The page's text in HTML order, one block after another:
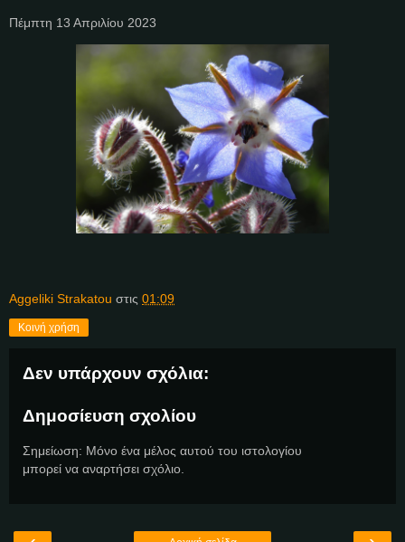
Πέμπτη 13 Απριλίου 2023
Aggeliki Strakatou στις 01:09
Κοινή χρήση
Δεν υπάρχουν σχόλια:
Δημοσίευση σχολίου
Σημείωση: Μόνο ένα μέλος αυτού του ιστολογίου
μπορεί να αναρτήσει σχόλιο.